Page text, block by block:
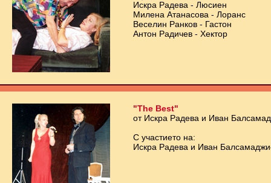
Искра Радева - Люсиен
Милена Атанасова - Лоранс
Веселин Ранков - Гастон
Антон Радичев - Хектор
"The Best"
от Искра Радева и Иван
С участието на:
Искра Радева и Иван